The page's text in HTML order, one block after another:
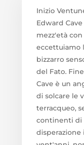
Inizio
Edward
mezz'età
eccettuiamo
bizzarro
del Fato.
Cave è un
di solcare le
terracqueo,
continenti di
disperazione